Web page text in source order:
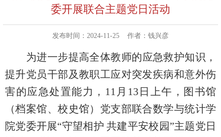
委开展联合主题党日活动
发布时间：2024-11-25 作者：钱兴彦
为进一步提高全体教师的应急救护知识，
提升党员干部及教职工应对突发疾病和意外伤
害的应急处置能力， 11月13日上午，图书馆
（档案馆、校史馆）党支部联合数学与统计学
院党委开展“守望相护 共建平安校园”主题党日